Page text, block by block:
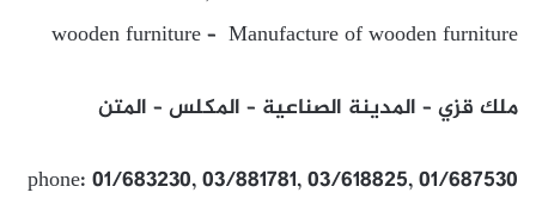
wooden furniture – Manufacture of wooden furniture
ملك قزي – المدينة الصناعية – المكلس – المتن
phone: 01/683230, 03/881781, 03/618825, 01/687530